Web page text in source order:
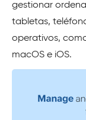
gestionar
tabletas,
operativos,
macOS e iOS.